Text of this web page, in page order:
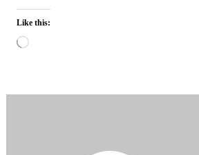
Like this:
Loading…